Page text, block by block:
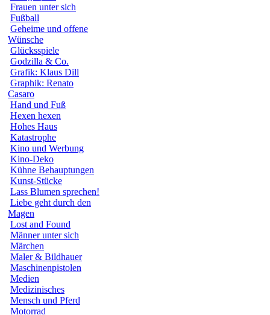
Frauen unter sich
Fußball
Geheime und offene
Wünsche
Glücksspiele
Godzilla & Co.
Grafik: Klaus Dill
Graphik: Renato
Casaro
Hand und Fuß
Hexen hexen
Hohes Haus
Katastrophe
Kino und Werbung
Kino-Deko
Kühne Behauptungen
Kunst-Stücke
Lass Blumen sprechen!
Liebe geht durch den
Magen
Lost and Found
Männer unter sich
Märchen
Maler & Bildhauer
Maschinenpistolen
Medien
Medizinisches
Mensch und Pferd
Motorrad